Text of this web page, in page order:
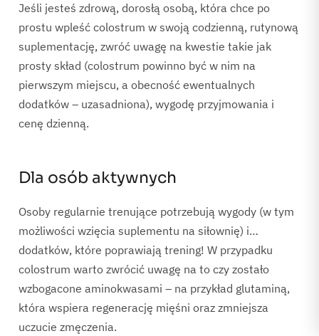
Jeśli jesteś zdrową, dorosłą osobą, która chce po
prostu wpleść colostrum w swoją codzienną, rutynową
suplementację, zwróć uwagę na kwestie takie jak
prosty skład (colostrum powinno być w nim na
pierwszym miejscu, a obecność ewentualnych
dodatków – uzasadniona), wygodę przyjmowania i
cenę dzienną.
Dla osób aktywnych
Osoby regularnie trenujące potrzebują wygody (w tym
możliwości wzięcia suplementu na siłownię) i…
dodatków, które poprawiają trening! W przypadku
colostrum warto zwrócić uwagę na to czy zostało
wzbogacone aminokwasami – na przykład glutaminą,
która wspiera regenerację mięśni oraz zmniejsza
uczucie zmęczenia.